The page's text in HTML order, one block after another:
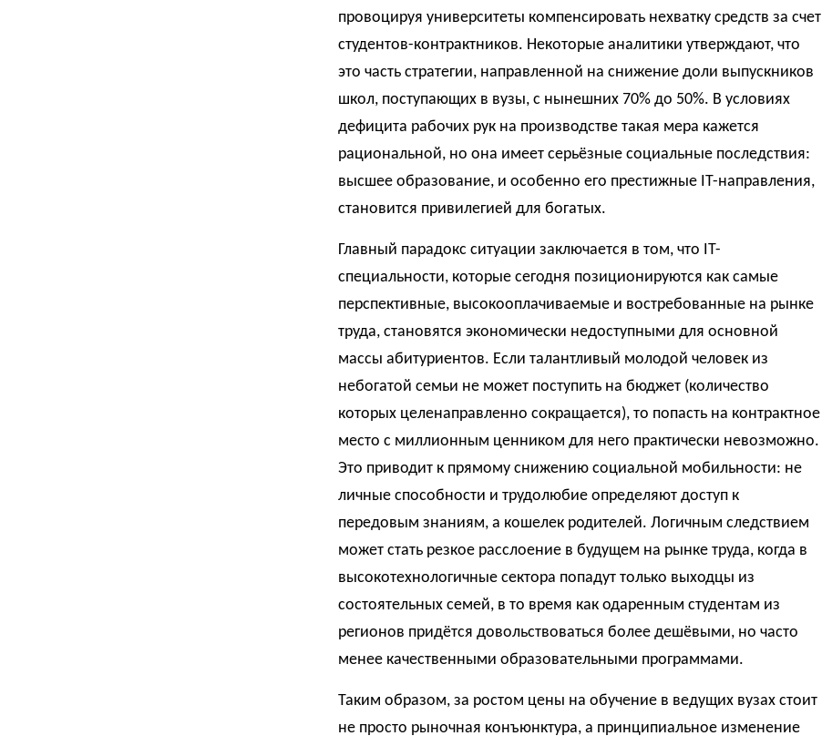
провоцируя университеты компенсировать нехватку средств за счет
студентов-контрактников. Некоторые аналитики утверждают, что
это часть стратегии, направленной на снижение доли выпускников
школ, поступающих в вузы, с нынешних 70% до 50%. В условиях
дефицита рабочих рук на производстве такая мера кажется
рациональной, но она имеет серьёзные социальные последствия:
высшее образование, и особенно его престижные IT-направления,
становится привилегией для богатых.
Главный парадокс ситуации заключается в том, что IT-
специальности, которые сегодня позиционируются как самые
перспективные, высокооплачиваемые и востребованные на рынке
труда, становятся экономически недоступными для основной
массы абитуриентов. Если талантливый молодой человек из
небогатой семьи не может поступить на бюджет (количество
которых целенаправленно сокращается), то попасть на контрактное
место с миллионным ценником для него практически невозможно.
Это приводит к прямому снижению социальной мобильности: не
личные способности и трудолюбие определяют доступ к
передовым знаниям, а кошелек родителей. Логичным следствием
может стать резкое расслоение в будущем на рынке труда, когда в
высокотехнологичные сектора попадут только выходцы из
состоятельных семей, в то время как одаренным студентам из
регионов придётся довольствоваться более дешёвыми, но часто
менее качественными образовательными программами.
Таким образом, за ростом цены на обучение в ведущих вузах стоит
не просто рыночная конъюнктура, а принципиальное изменение